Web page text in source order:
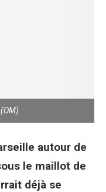
autour de
le maillot de
déjà se